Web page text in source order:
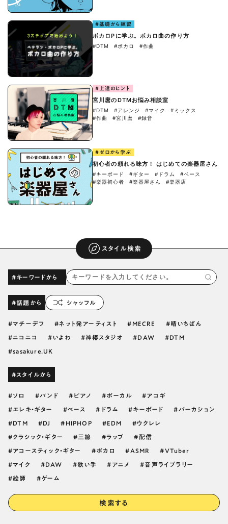
#基礎から練習
ボカロPに学ぶ。ボカロ曲の作り方
#DTM #ボカロ #作曲
#上達のヒント
宮川麿のDTMお悩み相談室
#DTM #アレンジ #マイク
#ミックス
#作曲
#宮川麿 #録音
#ゼロから学ぶ
初心者の頼れる味方！ はじめての楽器屋さん
#キーボード #ギター #ドラム
#ベース
#楽器初心者
#楽器屋さん #楽器店
スタイル検索
#キーワードから
#話題から シャッフル
マチーデフ ネット発アーティスト MECRE 晴いちばん
ニコニコ いよわ 神椿スタジオ DAW DTM
sasakure.UK
#スタイルから
ソロ バンド ピアノ ボーカル アコギ
エレキ・ギター ベース ドラム キーボード パーカション
DTM DJ HIPHOP EDM ウクレレ
クラシック・ギター 三線 ラップ 配信
アコースティック・ギター ボカロ ASMR VTuber
マイク DAW 歌い手 アニメ 音声ライブラリー
絵師 ゲーム
検索する